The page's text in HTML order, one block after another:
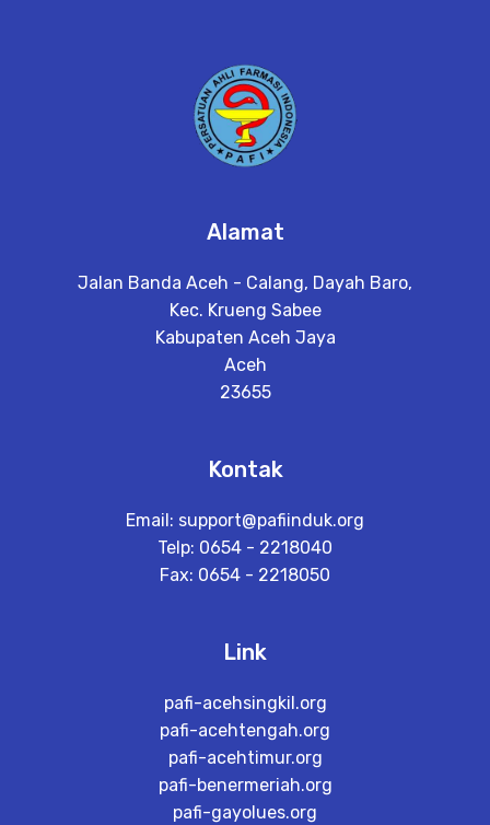
Alamat
Jalan Banda Aceh - Calang, Dayah Baro,
Kec. Krueng Sabee
Kabupaten Aceh Jaya
Aceh
23655
Kontak
Email: support@pafiinduk.org
Telp: 0654 - 2218040
Fax: 0654 - 2218050
Link
pafi-acehsingkil.org
pafi-acehtengah.org
pafi-acehtimur.org
pafi-benermeriah.org
pafi-gayolues.org